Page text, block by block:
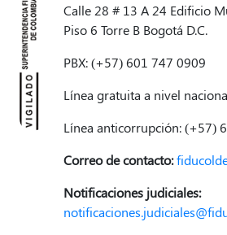
Calle 28 # 13 A 24 Edificio
Piso 6 Torre B Bogotá D.C.
PBX: (+57) 601 747 0909
Línea gratuita a nivel
Línea anticorrupción: (+57)
Correo de contacto:
Notificaciones judiciales: